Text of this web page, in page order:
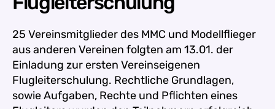
25 Vereinsmitglieder des MMC und Modellflieger
aus anderen Vereinen folgten am 13.01. der
Einladung zur ersten Vereinseigenen
Flugleiterschulung. Rechtliche Grundlagen,
sowie Aufgaben, Rechte und Pflichten eines